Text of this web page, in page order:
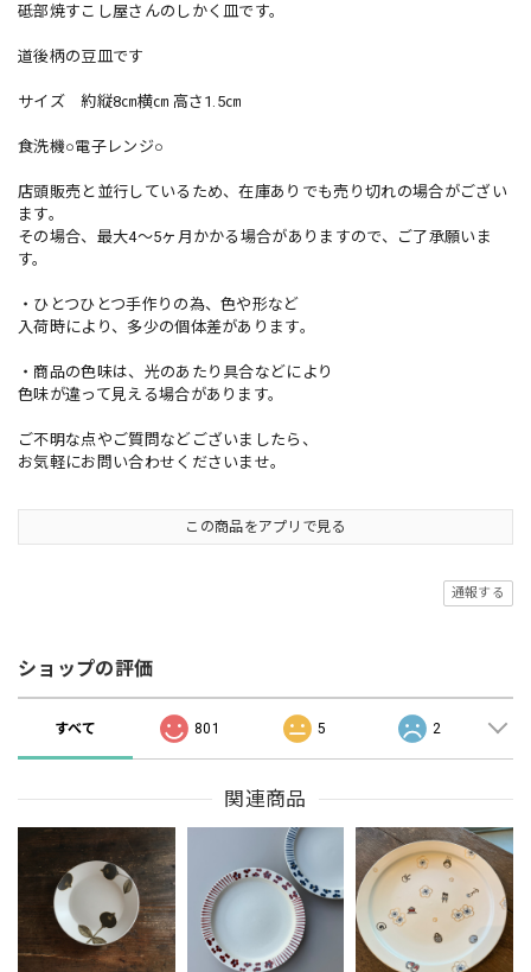
砥部焼すこし屋さんのしかく皿です。
道後柄の豆皿です
サイズ 約縦8㎝横㎝ 高さ1.5㎝
食洗機○電子レンジ○
店頭販売と並行しているため、在庫ありでも売り切れの場合がござい
ます。
その場合、最大4〜5ヶ月かかる場合がありますので、ご了承願いま
す。
・ひとつひとつ手作りの為、色や形など
入荷時により、多少の個体差があります。
・商品の色味は、光のあたり具合などにより
色味が違って見える場合があります。
ご不明な点やご質問などございましたら、
お気軽にお問い合わせくださいませ。
この商品をアプリで見る
通報する
ショップの評価
すべて 801 5 2
関連商品